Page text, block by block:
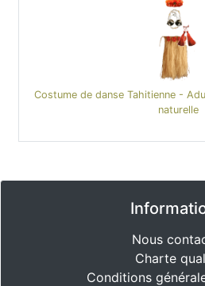
Costume de danse Tahitienne -
naturelle
Nous
Charte
Conditions